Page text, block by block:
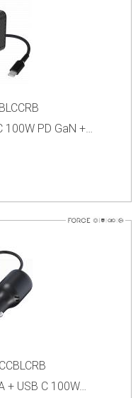
100W PD GaN +…
+ USB C 100W…